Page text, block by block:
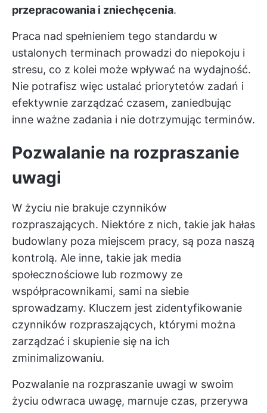
przepracowania i zniechęcenia.
Praca nad spełnieniem tego standardu w
ustalonych terminach prowadzi do niepokoju i
stresu, co z kolei może wpływać na wydajność.
Nie potrafisz więc ustalać priorytetów zadań i
efektywnie zarządzać czasem, zaniedbując
inne ważne zadania i nie dotrzymując terminów.
Pozwalanie na rozpraszanie
uwagi
W życiu nie brakuje czynników
rozpraszających. Niektóre z nich, takie jak hałas
budowlany poza miejscem pracy, są poza naszą
kontrolą. Ale inne, takie jak media
społecznościowe lub rozmowy ze
współpracownikami, sami na siebie
sprowadzamy. Kluczem jest zidentyfikowanie
czynników rozpraszających, którymi można
zarządzać i skupienie się na ich
zminimalizowaniu.
Pozwalanie na rozpraszanie uwagi w swoim
życiu odwraca uwagę, marnuje czas, przerywa